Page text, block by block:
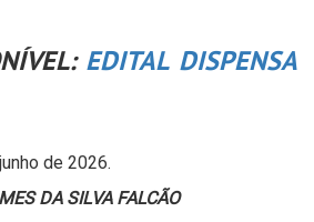
EDITAL DISPENSA
de 2026.
DA SILVA FALCÃO